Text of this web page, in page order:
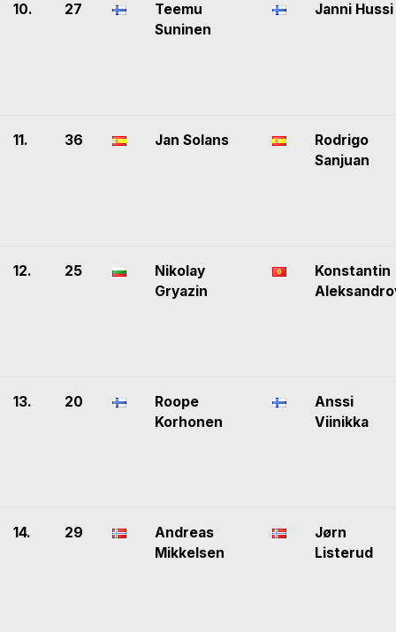
10. 27
Teemu
Suninen
Janni Hussi
11. 36 Jan Solans
Rodrigo
Sanjuan
12. 25
Nikolay
Gryazin
Konstantin
13. 20
Roope
Korhonen
Anssi
Viinikka
14. 29
Andreas
Mikkelsen
Jørn
Listerud